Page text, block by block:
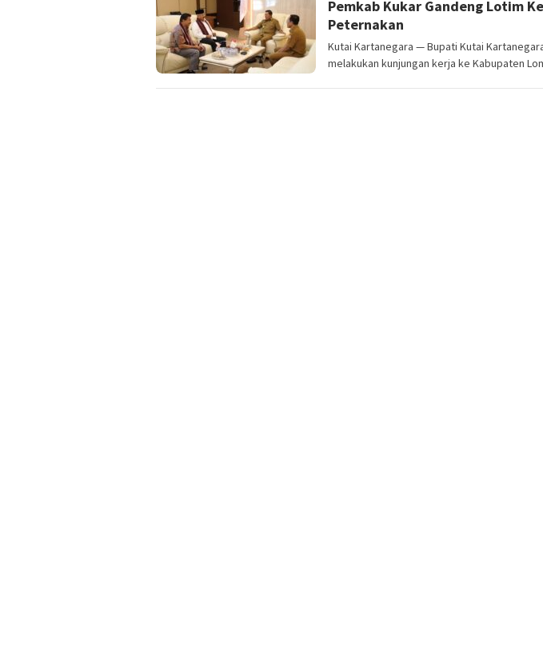
Pesut
Pemkab Kukar Gandeng Lotim
Peternakan
Kutai Kartanegara — Bupati Kutai
melakukan kunjungan kerja ke Kabupaten